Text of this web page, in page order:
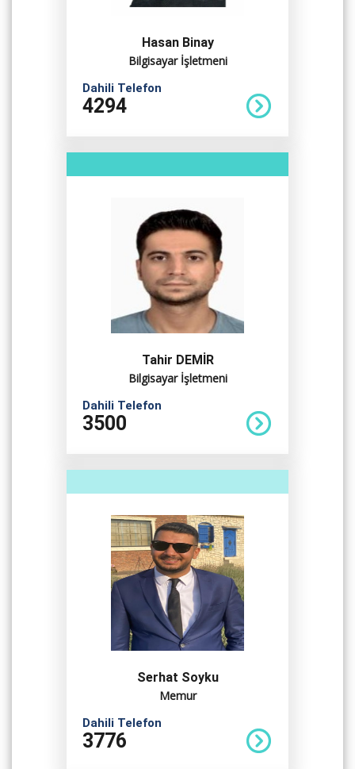
Hasan Binay
Bilgisayar İşletmeni
Dahili Telefon
4294
Tahir DEMİR
Bilgisayar İşletmeni
Dahili Telefon
3500
Serhat Soyku
Memur
Dahili Telefon
3776